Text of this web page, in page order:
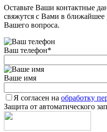
Оставьте Ваши контактные
свяжутся с Вами в ближайшее
Вашего вопроса.
Ваш телефон*
Ваше имя
Я согласен на обработку
Защита от автоматического